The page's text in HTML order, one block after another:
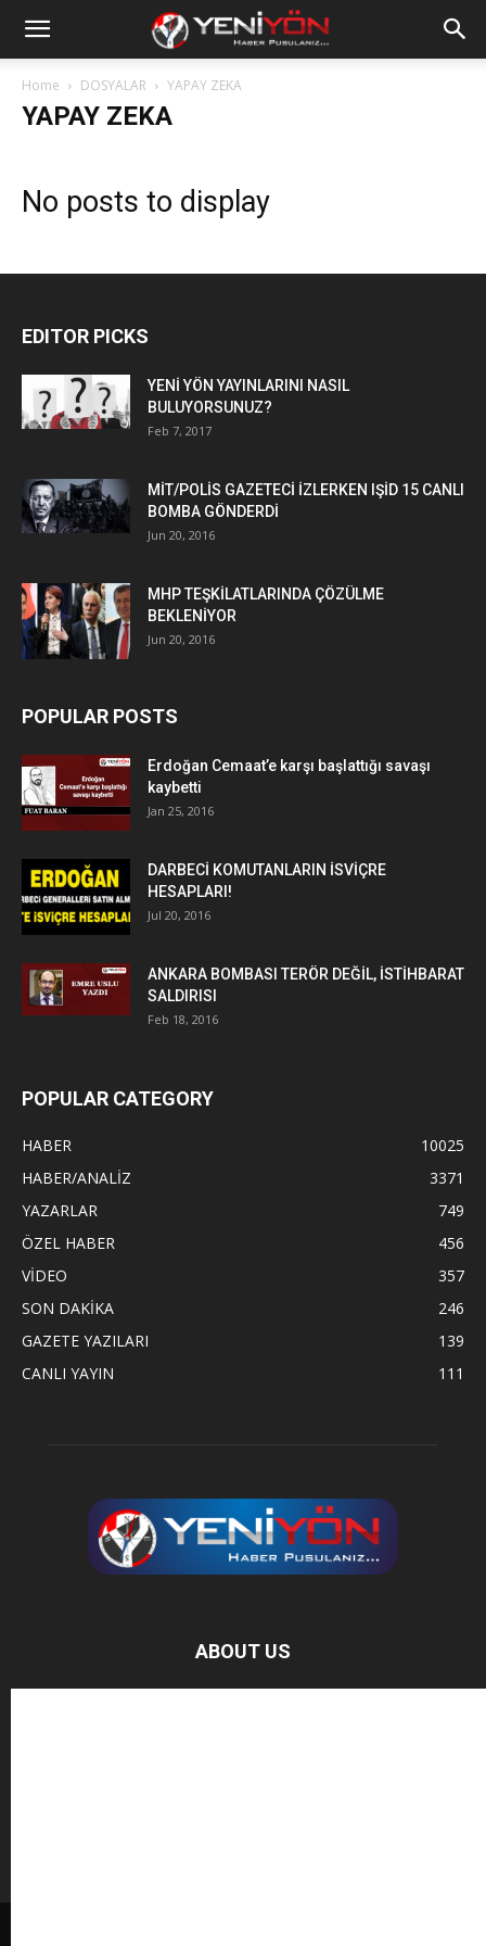
Home DOSYALAR YAPAY ZEKA
YAPAY ZEKA
No posts to display
EDITOR PICKS
YENİ YÖN YAYINLARINI NASIL
BULUYORSUNUZ?
Feb 7, 2017
MİT/POLİS GAZETECİ İZLERKEN IŞİD 15 CANLI
BOMBA GÖNDERDİ
Jun 20, 2016
MHP TEŞKİLATLARINDA ÇÖZÜLME
BEKLENİYOR
Jun 20, 2016
POPULAR POSTS
Erdoğan Cemaat’e karşı başlattığı savaşı
kaybetti
Jan 25, 2016
DARBECİ KOMUTANLARIN İSVİÇRE
HESAPLARI!
Jul 20, 2016
ANKARA BOMBASI TERÖR DEĞİL, İSTİHBARAT
SALDIRISI
Feb 18, 2016
POPULAR CATEGORY
HABER
10025
HABER/ANALİZ
3371
YAZARLAR
749
ÖZEL HABER
456
VİDEO
357
SON DAKİKA
246
GAZETE YAZILARI
139
CANLI YAYIN
111
ABOUT US